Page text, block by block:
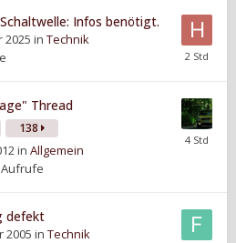
Infos benötigt.
2025 in Technik
Thread
138
in Allgemein
Aufrufe
defekt
2005 in Technik